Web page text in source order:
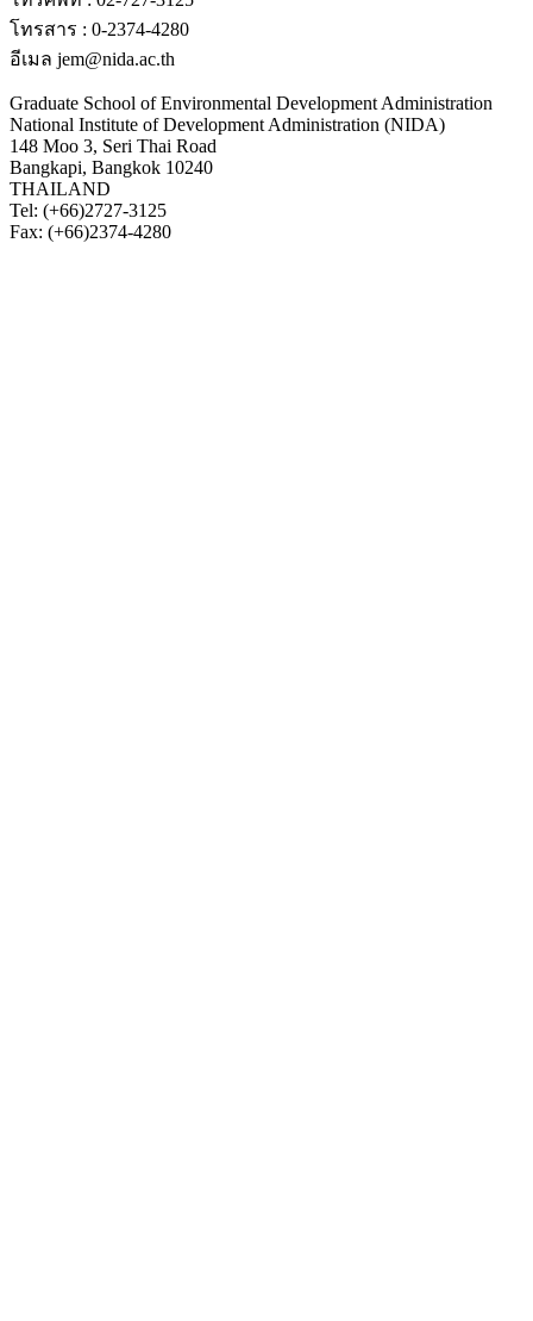
โทรสาร : 0-2374-4280
อีเมล jem@nida.ac.th
Graduate School of Environmental Development Administration
National Institute of Development Administration (NIDA)
148 Moo 3, Seri Thai Road
Bangkapi, Bangkok 10240
THAILAND
Tel: (+66)2727-3125
Fax: (+66)2374-4280